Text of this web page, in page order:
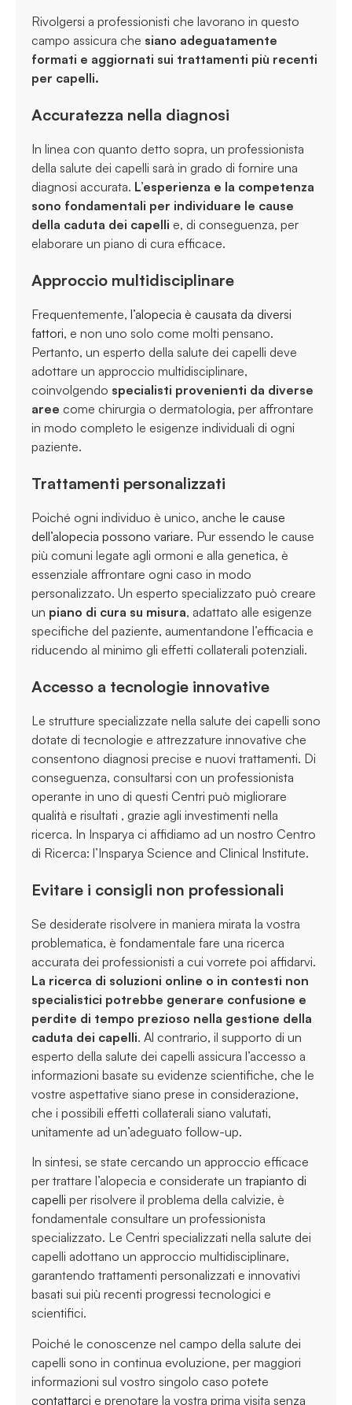
Rivolgersi a professionisti che lavorano in questo
campo assicura che siano adeguatamente
formati e aggiornati sui trattamenti più recenti
per capelli.
Accuratezza nella diagnosi
In linea con quanto detto sopra, un professionista
della salute dei capelli sarà in grado di fornire una
diagnosi accurata. L’esperienza e la competenza
sono fondamentali per individuare le cause
della caduta dei capelli e, di conseguenza, per
elaborare un piano di cura efficace.
Approccio multidisciplinare
Frequentemente, l’alopecia è causata da diversi
fattori, e non uno solo come molti pensano.
Pertanto, un esperto della salute dei capelli deve
adottare un approccio multidisciplinare,
coinvolgendo specialisti provenienti da diverse
aree come chirurgia o dermatologia, per affrontare
in modo completo le esigenze individuali di ogni
paziente.
Trattamenti personalizzati
Poiché ogni individuo è unico, anche le cause
dell’alopecia possono variare. Pur essendo le cause
più comuni legate agli ormoni e alla genetica, è
essenziale affrontare ogni caso in modo
personalizzato. Un esperto specializzato può creare
un piano di cura su misura, adattato alle esigenze
specifiche del paziente, aumentandone l’efficacia e
riducendo al minimo gli effetti collaterali potenziali.
Accesso a tecnologie innovative
Le strutture specializzate nella salute dei capelli sono
dotate di tecnologie e attrezzature innovative che
consentono diagnosi precise e nuovi trattamenti. Di
conseguenza, consultarsi con un professionista
operante in uno di questi Centri può migliorare
qualità e risultati , grazie agli investimenti nella
ricerca. In Insparya ci affidiamo ad un nostro Centro
di Ricerca: l’Insparya Science and Clinical Institute.
Evitare i consigli non professionali
Se desiderate risolvere in maniera mirata la vostra
problematica, è fondamentale fare una ricerca
accurata dei professionisti a cui vorrete poi affidarvi.
La ricerca di soluzioni online o in contesti non
specialistici potrebbe generare confusione e
perdite di tempo prezioso nella gestione della
caduta dei capelli. Al contrario, il supporto di un
esperto della salute dei capelli assicura l’accesso a
informazioni basate su evidenze scientifiche, che le
vostre aspettative siano prese in considerazione,
che i possibili effetti collaterali siano valutati,
unitamente ad un’adeguato follow-up.
In sintesi, se state cercando un approccio efficace
per trattare l’alopecia e considerate un trapianto di
capelli per risolvere il problema della calvizie, è
fondamentale consultare un professionista
specializzato. Le Centri specializzati nella salute dei
capelli adottano un approccio multidisciplinare,
garantendo trattamenti personalizzati e innovativi
basati sui più recenti progressi tecnologici e
scientifici.
Poiché le conoscenze nel campo della salute dei
capelli sono in continua evoluzione, per maggiori
informazioni sul vostro singolo caso potete
contattarci e prenotare la vostra prima visita senza